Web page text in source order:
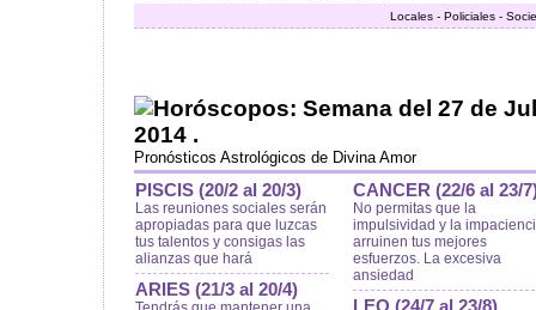
Locales - Policiales -
Horóscopos: Semana del 27 de
2014 .
Pronósticos Astrológicos de Divina Amor
PISCIS (20/2 al 20/3)
Las reuniones sociales serán
apropiadas para que luzcas
tus talentos y consigas las
alianzas que hará
ARIES (21/3 al 20/4)
CANCER (22/6 al 23/
No permitas que la
impulsividad y la
arruinen tus mejores
esfuerzos. La excesiva
ansiedad